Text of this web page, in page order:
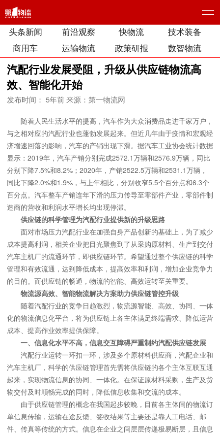
头条新闻 前沿观察 快物流
技术装备
商用车
运输物流 政策研报 数智物流
汽配行业发展受阻，升级从供应链物流高
效、智能化开始
发布时间： 5年前来源：第一物流网
随着人民生活水平的提高，汽车作为大众消费品走进千家万户，
与之相对应的汽配行业也蓬勃发展起来。但近几年由于疫情和宏观经
济增速回落的影响，汽车的产销出现下滑。据汽车工业协会统计数据
显示：2019年，汽车产销分别完成2572.1万辆和2576.9万辆，同比
分别下降7.5%和8.2%；2020年，产销2522.5万辆和2531.1万辆，
同比下降2.0%和1.9%，与上年相比，分别收窄5.5个百分点和6.3个
百分点。汽车整车产销连年下滑的压力传导至零部件产业，零部件制
造商的营收和利润水平增长均出现停滞。
供应链的科学管理为汽配行业提供新的升级思路
面对市场压力汽配行业在加强自身产品创新的基础上，为了减少
成本提高利润，相关企业把目光聚焦到了从采购原材料、生产到交付
汽车主机厂的流通环节，即供应链环节。希望通过整个供应链的科学
管理和有效流通，达到降低成本，提高效率和利润，增加企业竞争力
的目的。而供应链的畅通，物流的智能、高效运转至关重要。
物流源高效、智能物流解决方案助力供应链管控升级
随着汽配行业的竞争日趋激烈，物流源智能、高效、协同、一体
化的物流信息化平台，将为供应链上各主体满足终端需求、降低运营
成本、提高作业效率提供保障。
一、信息化水平不高， 信息交互障碍严重制约汽配供应链发展
汽配行业运转一环扣一环，涉及多个原材料供应商，汽配企业和
汽车主机厂，科学的供应链管理首先需将供应链的各个主体互联互通
起来，实现物流信息的协同、一体化。在保证原材料采购，生产及货
物交付及时顺畅完成的同时，降低信息收集和交流的成本。
由于供应链管理的概念在我国起步较晚，目前各主体间的物流订
单信息传输，运输在途反馈、签收结果等主要还是靠人工电话、邮
件、传真等传统的方式。信息在企业之间层层传递极易断层，且信息